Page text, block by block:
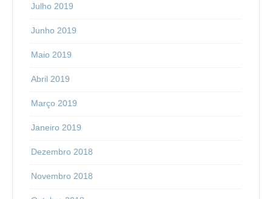
Julho 2019
Junho 2019
Maio 2019
Abril 2019
Março 2019
Janeiro 2019
Dezembro 2018
Novembro 2018